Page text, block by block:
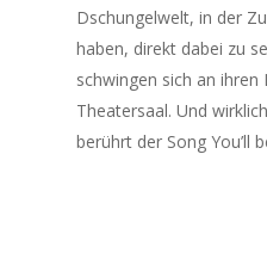
Dschungelwelt, in der
haben, direkt dabei zu
schwingen sich an ihren
Theatersaal. Und
berührt der Song You’ll